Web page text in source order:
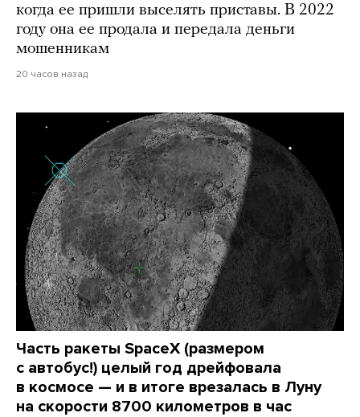
когда ее пришли выселять приставы. В 2022
году она ее продала и передала деньги
мошенникам
20 часов назад
Часть ракеты SpaceX (размером
с автобус!) целый год дрейфовала
в космосе — и в итоге врезалась в Луну
на скорости 8700 километров в час